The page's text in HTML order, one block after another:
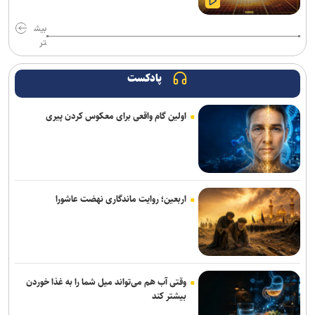
تکواندو هانمادانگ ۲۰۲۶| پایان کار نمایندگان ایران با کسب ۲۶ مدال
ربیعی سرمربی شاهین بندرعامری شد
اعلام اسامی نامزدهای تایید صلاحیت شده ریاست فدراسیون بدنسازی و
پرورش اندام/ حضور عضو هیات مدیره پرسپولیس
کلباسی به چادرملو پیوست
عالیشاه در یک قدمی گل‌گهر
باقری قراردادش را با پیکان تمدید کرد
بیانی: ۴۰۰ هزار دلار صرف وکلای خارجی شد تا پنجره استقلال باز نشود/
رضاییان به جای قدرشناسی کلاس ۲۰۰ میلیارد تومانی گذاشت
رحیمی به شمس آذر پیوست
بیش
تر
پادکست
اولین گام واقعی برای معکوس کردن پیری
اربعین؛ روایت ماندگاری نهضت عاشورا
وقتی آب هم می‌تواند میل شما را به غذا خوردن
بیشتر کند